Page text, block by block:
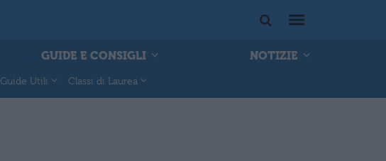
GUIDE E CONSIGLI
NOTIZIE
Guide Utili Classi di Laurea